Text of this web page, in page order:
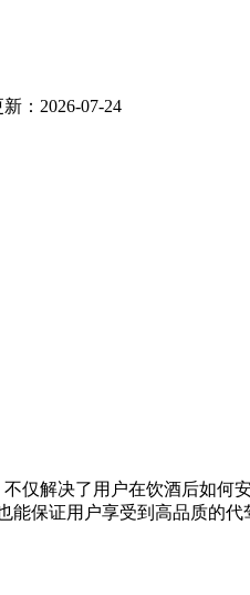
新：2026-07-24
仅解决了用户在饮酒后如
保证用户享受到高品质的代